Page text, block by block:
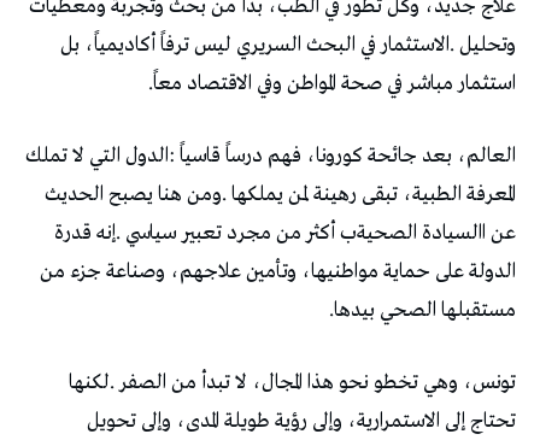
‬استثمار‭ ‬مباشر‭ ‬في‭ ‬صحة‭ ‬المواطن‭ ‬وفي‭ ‬الاقتصاد‭ ‬معاً‭.‬
‬مستقبلها‭ ‬الصحي‭ ‬بيدها‭.‬